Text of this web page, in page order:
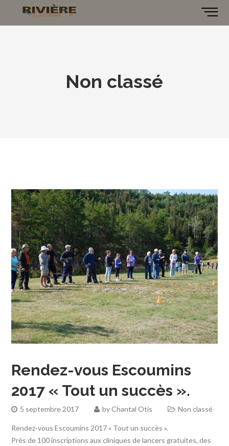
Non classé
Rendez-vous Escoumins
2017 « Tout un succès ».
5 septembre 2017 byChantal Otis Non classé
Rendez-vous Escoumins 2017 « Tout un succès ».
Près de 100 inscriptions aux cliniques de lancers gratuites, des